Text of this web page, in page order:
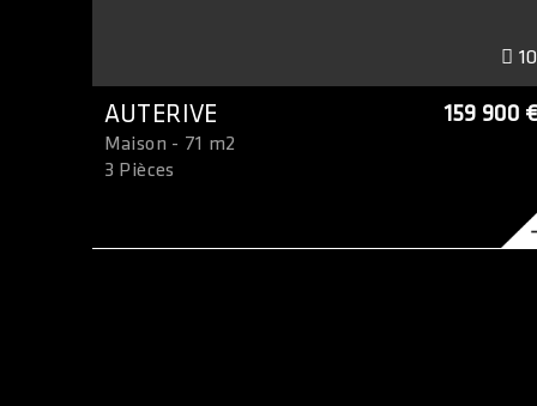
AUTERIVE 159 900 €
Maison - 71 m2
3 Pièces
10